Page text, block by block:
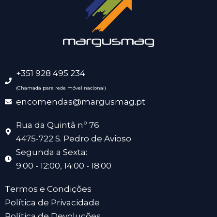
+351 928 495 234
(Chamada para rede móvel nacional)
encomendas@margusmag.pt
Rua da Quintã nº 76
4475-722 S. Pedro de Avioso
Segunda a Sexta:
9:00 - 12:00, 14:00 - 18:00
Termos e Condições
Política de Privacidade